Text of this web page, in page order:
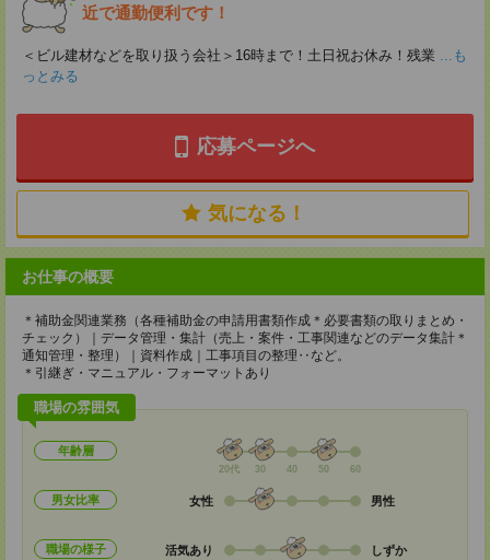
近で通勤便利です！
＜ビル建材などを取り扱う会社＞16時まで！土日祝お休み！残業 ...も
っとみる
応募ページへ
気になる！
お仕事の概要
＊補助金関連業務（各種補助金の申請用書類作成＊必要書類の取りまとめ・
チェック）｜データ管理・集計（売上・案件・工事関連などのデータ集計＊
通知管理・整理）｜資料作成｜工事項目の整理‥など。
＊引継ぎ・マニュアル・フォーマットあり
職場の雰囲気
年齢層
20代 30 40 50 60
男女比率 女性 男性
職場の様子 活気あり しずか